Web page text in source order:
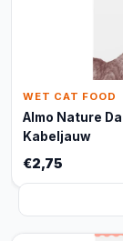
WET CAT FOOD
Almo Nature
Kabeljauw
€2,75